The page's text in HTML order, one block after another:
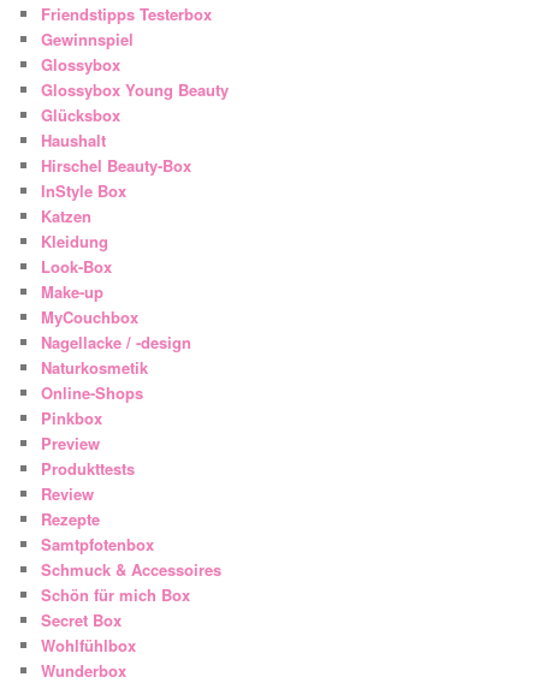
Friendstipps Testerbox
Gewinnspiel
Glossybox
Glossybox Young Beauty
Glücksbox
Haushalt
Hirschel Beauty-Box
InStyle Box
Katzen
Kleidung
Look-Box
Make-up
MyCouchbox
Nagellacke / -design
Naturkosmetik
Online-Shops
Pinkbox
Preview
Produkttests
Review
Rezepte
Samtpfotenbox
Schmuck & Accessoires
Schön für mich Box
Secret Box
Wohlfühlbox
Wunderbox